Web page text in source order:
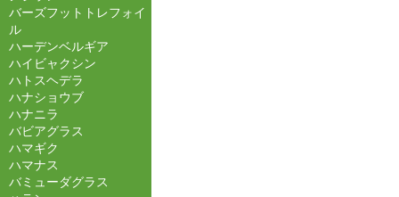
バーズフットトレフォイ
ル
ハーデンベルギア
ハイビャクシン
ハトスヘデラ
ハナショウブ
ハナニラ
バビアグラス
ハマギク
ハマナス
バミューダグラス